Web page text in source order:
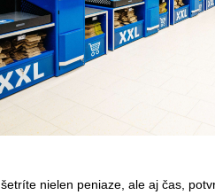
nielen peniaze, ale aj čas,